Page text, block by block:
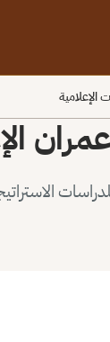
الإعلامية